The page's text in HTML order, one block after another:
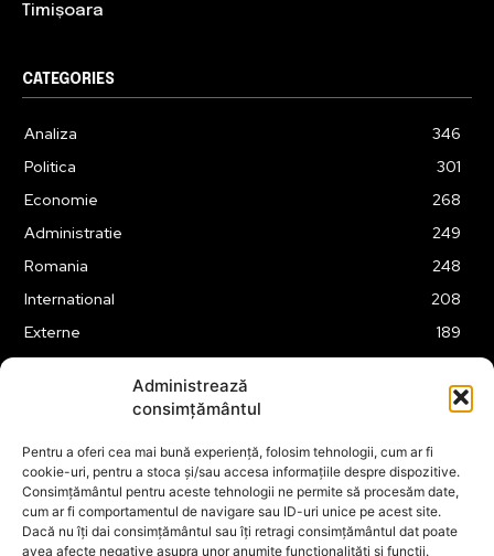
Administrează
consimțământul
Pentru a oferi cea mai bună experiență, folosim tehnologii, cum ar fi
cookie-uri, pentru a stoca și/sau accesa informațiile despre dispozitive.
Consimțământul pentru aceste tehnologii ne permite să procesăm date,
cum ar fi comportamentul de navigare sau ID-uri unice pe acest site.
Dacă nu îți dai consimțământul sau îți retragi consimțământul dat poate
avea afecte negative asupra unor anumite funcționalități și funcții.
Timișoara
CATEGORIES
Analiza
346
Politica
301
Economie
268
Administratie
249
Romania
248
International
208
Externe
189
175
Financiar
160
ABUZURI
158
Social
157